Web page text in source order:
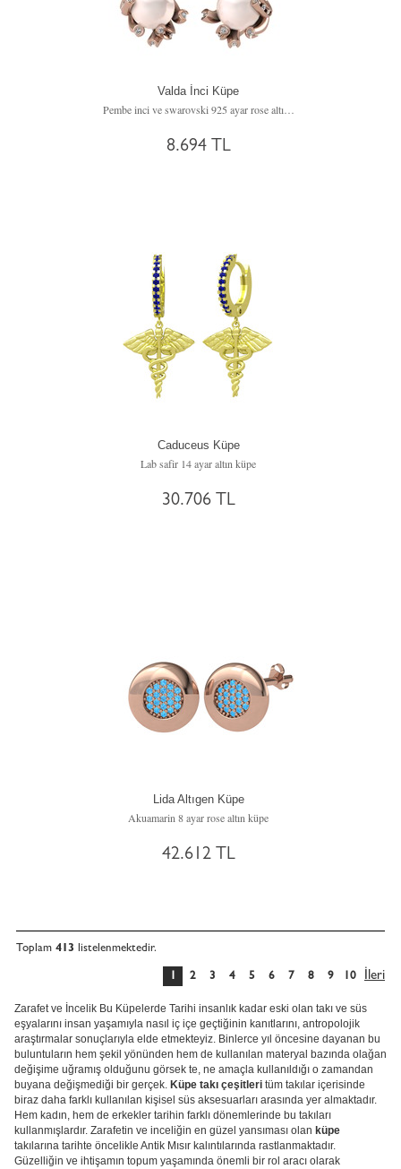
Valda İnci Küpe
8.694 TL
Caduceus Küpe
Lab safir 14 ayar altın küpe
30.706 TL
Lida Altıgen Küpe
Akuamarin 8 ayar rose altın küpe
42.612 TL
Toplam 413 listelenmektedir.
İleri
1 2 3 4 5 6 7 8 9 10
Zarafet ve İncelik Bu Küpelerde Tarihi insanlık kadar eski olan takı ve süs
eşyalarını insan yaşamıyla nasıl iç içe geçtiğinin kanıtlarını, antropolojik
araştırmalar sonuçlarıyla elde etmekteyiz. Binlerce yıl öncesine dayanan bu
buluntuların hem şekil yönünden hem de kullanılan materyal bazında olağan
değişime uğramış olduğunu görsek te, ne amaçla kullanıldığı o zamandan
buyana değişmediği bir gerçek. Küpe takı çeşitleri tüm takılar içerisinde
biraz daha farklı kullanılan kişisel süs aksesuarları arasında yer almaktadır.
Hem kadın, hem de erkekler tarihin farklı dönemlerinde bu takıları
kullanmışlardır. Zarafetin ve inceliğin en güzel yansıması olan küpe
takılarına tarihte öncelikle Antik Mısır kalıntılarında rastlanmaktadır.
Güzelliğin ve ihtişamın topum yaşamında önemli bir rol aracı olarak